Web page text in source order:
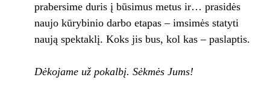
prabersime duris į būsimus metus ir… prasidės
naujo kūrybinio darbo etapas – imsimės statyti
naują spektaklį. Koks jis bus, kol kas – paslaptis.
Dėkojame už pokalbį. Sėkmės Jums!